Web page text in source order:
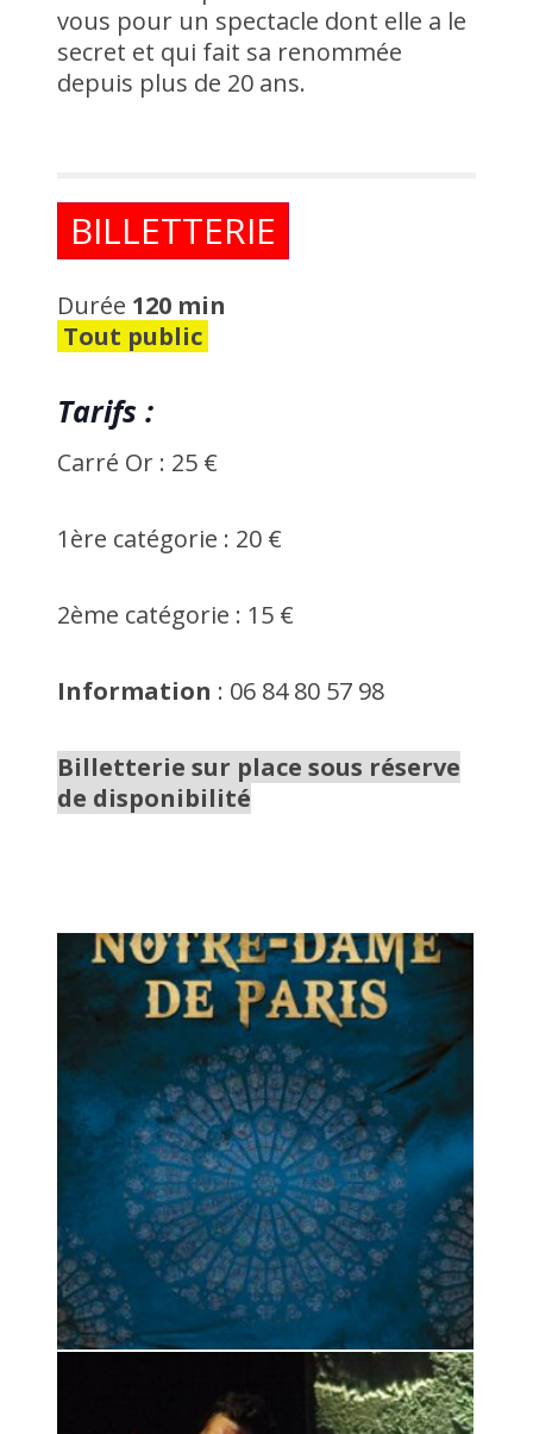
vous pour un spectacle dont elle a le
secret et qui fait sa renommée
depuis plus de 20 ans.
BILLETTERIE
Durée 120 min
Tout public
Tarifs :
Carré Or : 25 €
1ère catégorie : 20 €
2ème catégorie : 15 €
Information : 06 84 80 57 98
Billetterie sur placesous réserve
de disponibilité